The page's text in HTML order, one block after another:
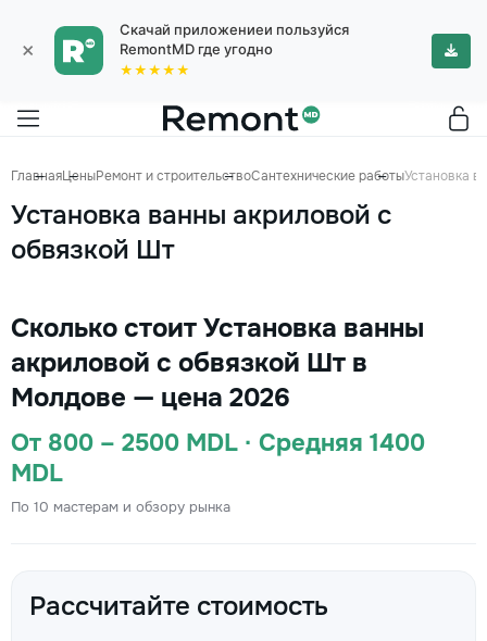
×
Скачай приложениеи пользуйся
RemontMD где угодно
★★★★★
ГлавнаяЦеныРемонт и строительствоСантехнические работыУстановка
Установка ванны акриловой с
обвязкой Шт
Сколько стоит Установка ванны
акриловой с обвязкой Шт в
Молдове — цена 2026
От 800 – 2500 MDL · Средняя 1400
MDL
По 10 мастерам и обзору рынка
Рассчитайте стоимость